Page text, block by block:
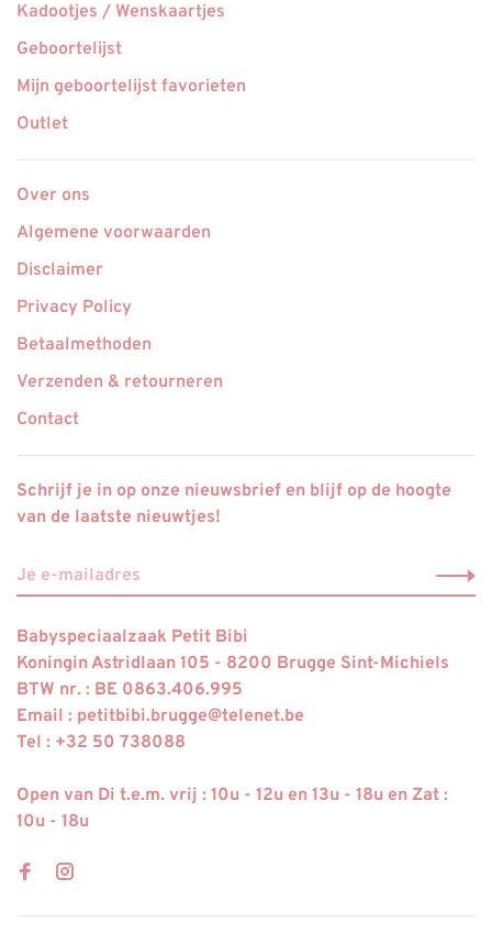
Kadootjes / Wenskaartjes
Geboortelijst
Mijn geboortelijst favorieten
Outlet
Over ons
Algemene voorwaarden
Disclaimer
Privacy Policy
Betaalmethoden
Verzenden & retourneren
Contact
Schrijf je in op onze nieuwsbrief en blijf op de hoogte
van de laatste nieuwtjes!
Babyspeciaalzaak Petit Bibi
Koningin Astridlaan 105 - 8200 Brugge Sint-Michiels
BTW nr. : BE 0863.406.995
Email : petitbibi.brugge@telenet.be
Tel : +32 50 738088
Open van Di t.e.m. vrij : 10u - 12u en 13u - 18u en Zat :
10u - 18u